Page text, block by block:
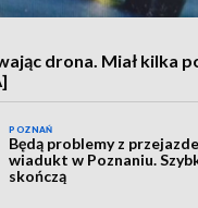
drona. Miał kilka
POZNAŃ
Będą problemy z
wiadukt w Poznaniu.
skończą